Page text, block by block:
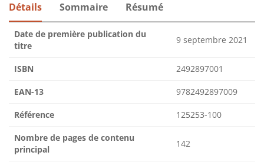
Détails Sommaire Résumé
Date de première publication du
titre
9 septembre 2021
ISBN 2492897001
EAN-13 9782492897009
Référence 125253-100
Nombre de pages de contenu
principal
142